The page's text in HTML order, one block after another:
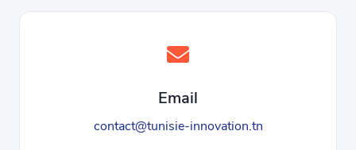
Email
contact@tunisie-innovation.tn